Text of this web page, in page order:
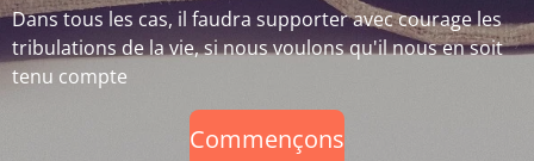
Dans tous les cas, il faudra supporter avec courage les
tribulations de la vie, si nous voulons qu'il nous en soit
tenu compte
Commençons